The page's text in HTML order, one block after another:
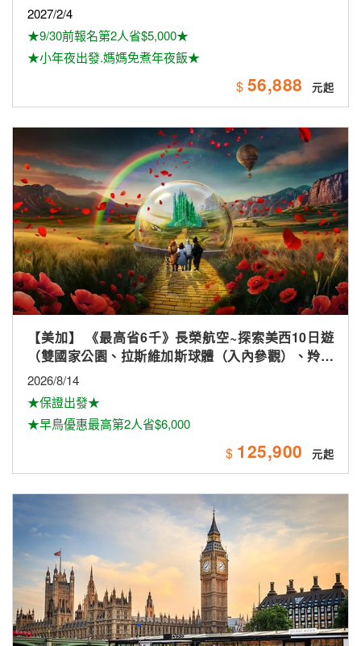
2027/2/4
★9/30前報名第2人省$5,000★
★小年夜出發.媽媽免煮年夜飯★
$ 56,888
【美加】 《最高省6千》長榮航空~探索美西10日遊
（雙國家公園、拉斯維加斯球體（入內參觀）、羚羊
峽谷雙奇觀、環球影城）
2026/8/14
★保證出發★
★早鳥優惠最高第2人省$6,000
$ 125,900